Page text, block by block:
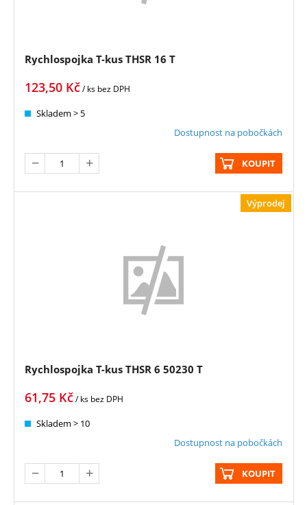
Rychlospojka T-kus THSR 16 T
123,50 Kč/ ks bez DPH
Skladem > 5
Dostupnost na pobočkách
KOUPIT
Výprodej
Rychlospojka T-kus THSR 6 50230 T
61,75 Kč/ ks bez DPH
Skladem > 10
Dostupnost na pobočkách
KOUPIT